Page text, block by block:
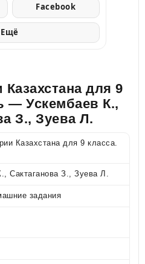
Facebook
Ещё
для 9
— Ускембаев К.,
З., Зуева Л.
Казахстана для 9 класса.
Сактаганова З., Зуева Л.
задания